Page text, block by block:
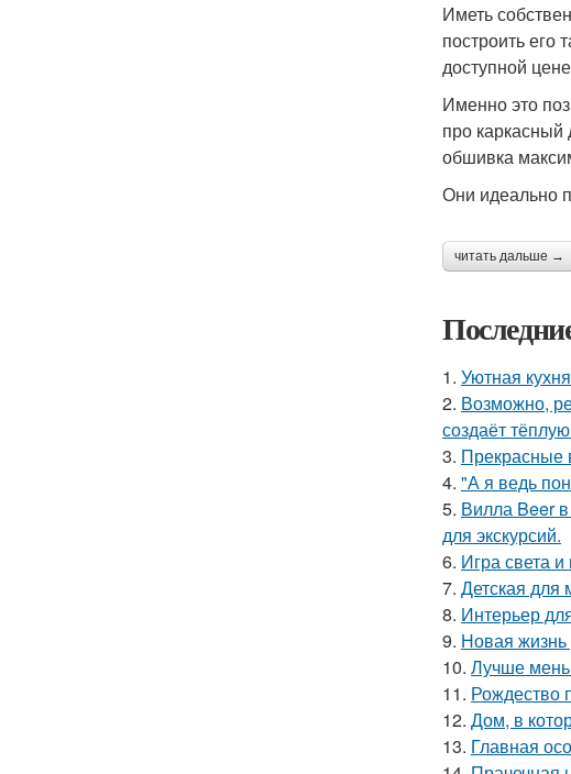
Иметь
построить его
доступной
Именно это
про каркасный
обшивка
Они идеально
читать дальше →
1. Уютная
2. Возможно,
создаёт
3. Прекрасные
4. "А я ведь
5. Вилла Beer
для экскурсий.
6. Игра света
7. Детская для
8. Интерьер
9. Новая жизнь
10. Лучше
11. Рождество
12. Дом, в
13. Главная